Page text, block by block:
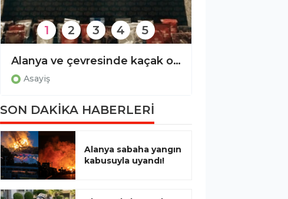
Gazipaşa’da dereye uçan otomobilin sürücüsü yaralandı!
Asayiş
1 2 3 4 5
SON DAKİKA HABERLERİ
Alanya sabaha yangın
kabusuyla uyandı!